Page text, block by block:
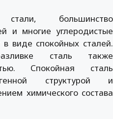
большинство
и многие углеродистые
виде спокойных сталей.
сталь также
Спокойная сталь
структурой и
химического состава